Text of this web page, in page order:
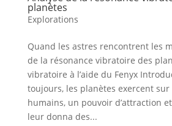
planètes
Explorations
Quand les astres rencontrent les
de la résonance vibratoire des
vibratoire à l’aide du Fenyx
toujours, les planètes exercent sur
humains, un pouvoir d’attraction
leur donna des...